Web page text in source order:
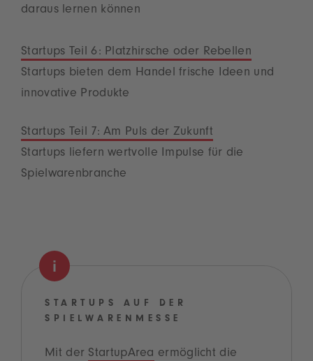
daraus lernen können
Startups Teil 6: Platzhirsche oder Rebellen
Startups bieten dem Handel frische Ideen und
innovative Produkte
Startups Teil 7: Am Puls der Zukunft
Startups liefern wertvolle Impulse für die
Spielwarenbranche
STARTUPS AUF DER
SPIELWARENMESSE
Mit der StartupArea ermöglicht die